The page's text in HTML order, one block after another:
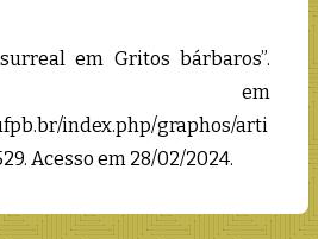
em Gritos bárbaros”.
em
index.php/graphos/arti
Acesso em 28/02/2024.